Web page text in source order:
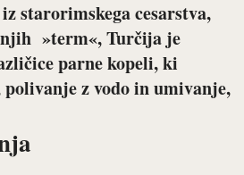
starorimskega cesarstva,
»term«, Turčija je
parne kopeli, ki
z vodo in umivanje,